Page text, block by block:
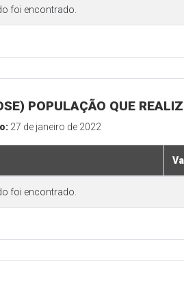
foi encontrado.
POPULAÇÃO QUE
27 de janeiro de 2022
foi encontrado.